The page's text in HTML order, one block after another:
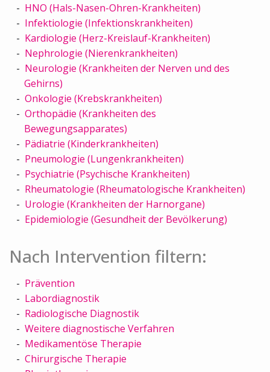
HNO (Hals-Nasen-Ohren-Krankheiten)
Infektiologie (Infektionskrankheiten)
Kardiologie (Herz-Kreislauf-Krankheiten)
Nephrologie (Nierenkrankheiten)
Neurologie (Krankheiten der Nerven und des
Gehirns)
Onkologie (Krebskrankheiten)
Orthopädie (Krankheiten des
Bewegungsapparates)
Pädiatrie (Kinderkrankheiten)
Pneumologie (Lungenkrankheiten)
Psychiatrie (Psychische Krankheiten)
Rheumatologie (Rheumatologische Krankheiten)
Urologie (Krankheiten der Harnorgane)
Epidemiologie (Gesundheit der Bevölkerung)
Nach Intervention filtern:
Prävention
Labordiagnostik
Radiologische Diagnostik
Weitere diagnostische Verfahren
Medikamentöse Therapie
Chirurgische Therapie